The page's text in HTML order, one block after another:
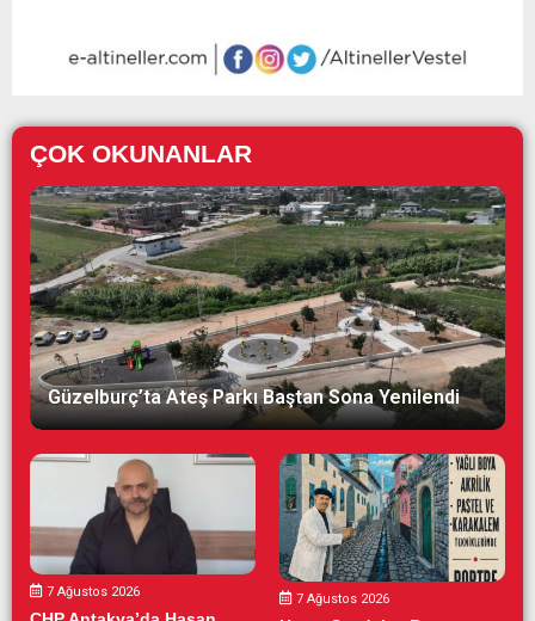
ÇOK OKUNANLAR
Güzelburç’ta Ateş Parkı Baştan Sona Yenilendi
7 Ağustos 2026 7 Ağustos 2026